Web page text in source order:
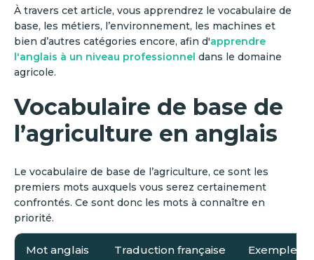
À travers cet article, vous apprendrez le vocabulaire de
base, les métiers, l’environnement, les machines et
bien d’autres catégories encore, afin d'apprendre
l'anglais à un niveau professionnel dans le domaine
agricole.
Vocabulaire de base de
l’agriculture en anglais
Le vocabulaire de base de l’agriculture, ce sont les
premiers mots auxquels vous serez certainement
confrontés. Ce sont donc les mots à connaître en
priorité.
Mot anglais Traduction française Exemple